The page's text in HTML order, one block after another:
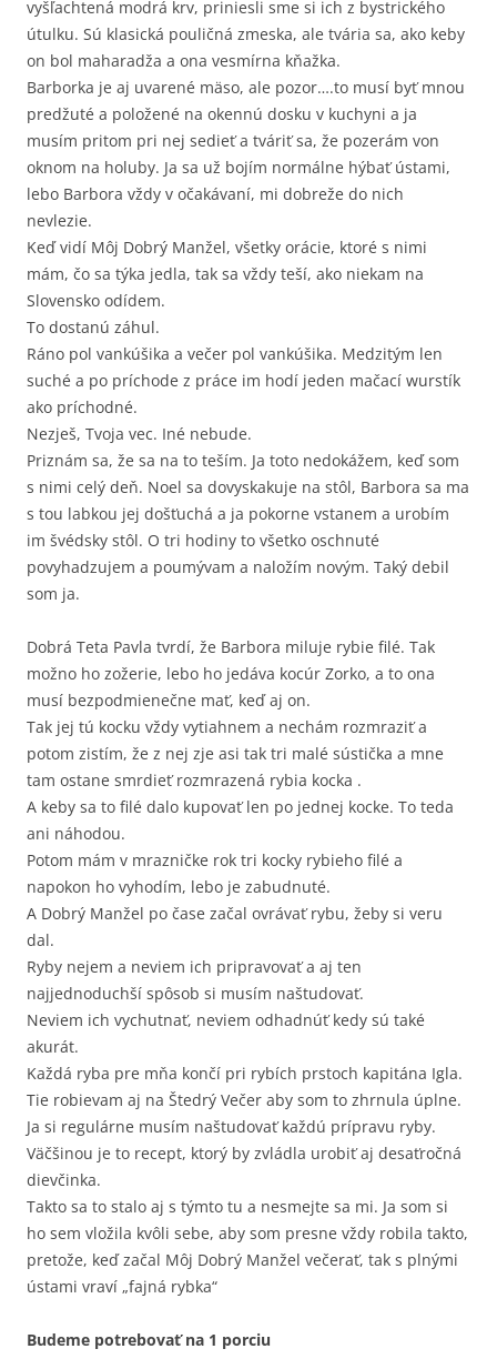
vyšľachtená modrá krv, priniesli sme si ich z bystrického
útulku. Sú klasická pouličná zmeska, ale tvária sa, ako keby
on bol maharadža a ona vesmírna kňažka.
Barborka je aj uvarené mäso, ale pozor….to musí byť mnou
predžuté a položené na okennú dosku v kuchyni a ja
musím pritom pri nej sedieť a tváriť sa, že pozerám von
oknom na holuby. Ja sa už bojím normálne hýbať ústami,
lebo Barbora vždy v očakávaní, mi dobreže do nich
nevlezie.
Keď vidí Môj Dobrý Manžel, všetky orácie, ktoré s nimi
mám, čo sa týka jedla, tak sa vždy teší, ako niekam na
Slovensko odídem.
To dostanú záhul.
Ráno pol vankúšika a večer pol vankúšika. Medzitým len
suché a po príchode z práce im hodí jeden mačací wurstík
ako príchodné.
Nezješ, Tvoja vec. Iné nebude.
Priznám sa, že sa na to teším. Ja toto nedokážem, keď som
s nimi celý deň. Noel sa dovyskakuje na stôl, Barbora sa ma
s tou labkou jej došťuchá a ja pokorne vstanem a urobím
im švédsky stôl. O tri hodiny to všetko oschnuté
povyhadzujem a poumývam a naložím novým. Taký debil
som ja.
Dobrá Teta Pavla tvrdí, že Barbora miluje rybie filé. Tak
možno ho zožerie, lebo ho jedáva kocúr Zorko, a to ona
musí bezpodmienečne mať, keď aj on.
Tak jej tú kocku vždy vytiahnem a nechám rozmraziť a
potom zistím, že z nej zje asi tak tri malé sústička a mne
tam ostane smrdieť rozmrazená rybia kocka .
A keby sa to filé dalo kupovať len po jednej kocke. To teda
ani náhodou.
Potom mám v mrazničke rok tri kocky rybieho filé a
napokon ho vyhodím, lebo je zabudnuté.
A Dobrý Manžel po čase začal ovrávať rybu, žeby si veru
dal.
Ryby nejem a neviem ich pripravovať a aj ten
najjednoduchší spôsob si musím naštudovať.
Neviem ich vychutnať, neviem odhadnúť kedy sú také
akurát.
Každá ryba pre mňa končí pri rybích prstoch kapitána Igla.
Tie robievam aj na Štedrý Večer aby som to zhrnula úplne.
Ja si regulárne musím naštudovať každú prípravu ryby.
Väčšinou je to recept, ktorý by zvládla urobiť aj desaťročná
dievčinka.
Takto sa to stalo aj s týmto tu a nesmejte sa mi. Ja som si
ho sem vložila kvôli sebe, aby som presne vždy robila takto,
pretože, keď začal Môj Dobrý Manžel večerať, tak s plnými
ústami vraví „fajná rybka“
Budeme potrebovať na 1 porciu